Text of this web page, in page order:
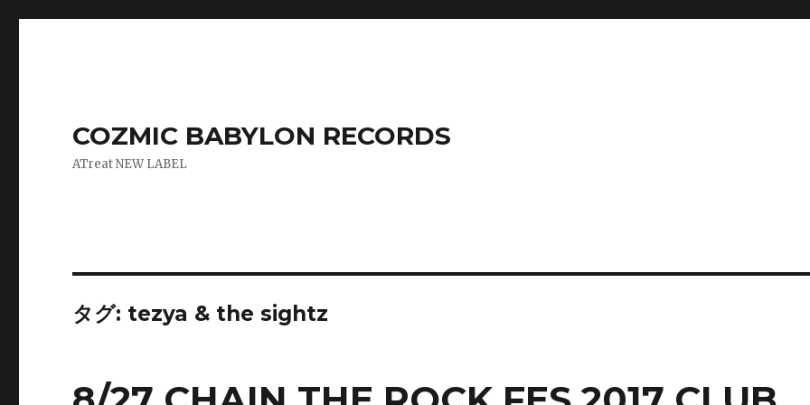
COZMIC BABYLON RECORDS
ATreat NEW LABEL
タグ: tezya & the sightz